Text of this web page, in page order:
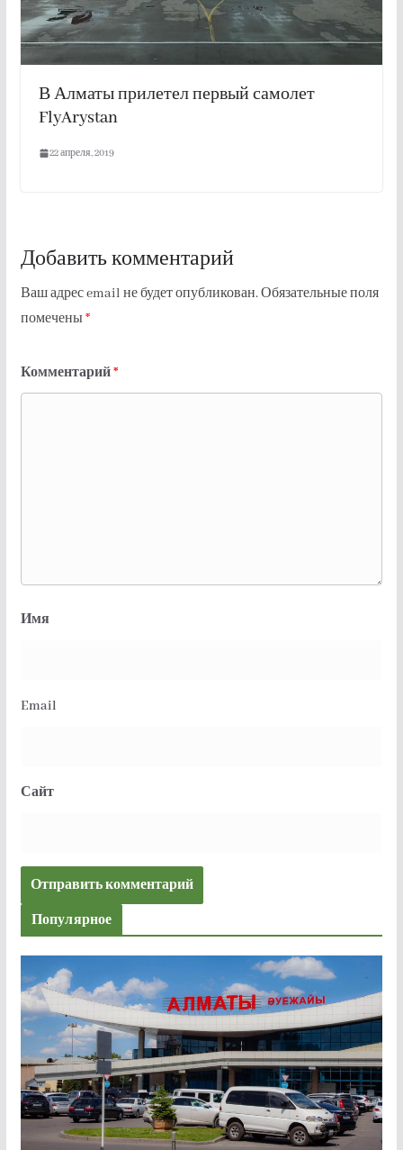
В Алматы прилетел первый самолет
FlyArystan
22 апреля, 2019
Добавить комментарий
Ваш адрес email не будет опубликован.Обязательные поля
помечены*
Комментарий*
Имя
Email
Сайт
Популярное